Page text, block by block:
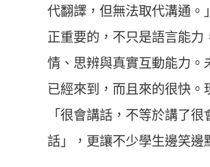
代翻譯，但無法取代溝通。
正重要的，不只是語言能力
情、思辨與真實互動能力。
已經來到，而且來的很快。
「很會講話，不等於講了很
話」，更讓不少學生邊笑邊